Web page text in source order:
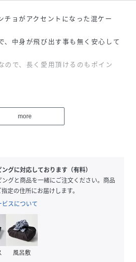
チョがアクセントになった混ケー
、中身が飛び出す事も無く安心して
ので、長く愛用頂けるのもポイン
more
グに対応しております（有料）
グと商品を一緒にご注文ください。商品
定の住所にお届けします。
スについて
風呂敷